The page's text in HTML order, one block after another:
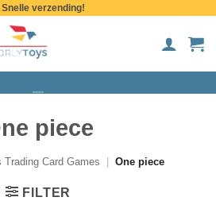
verzending!
piece
Trading Card Games One piece
FILTER